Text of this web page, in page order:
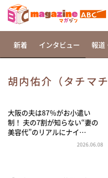
相席食堂
これ余談なんですけど・
～人生密着トークバラ
新着 インタビュー 報道
胡内佑介（タチマ
大阪の夫は87％がお小遣い
制！ 夫の7割が知らない“妻の
美容代”のリアルにナイ…
2026.06.08